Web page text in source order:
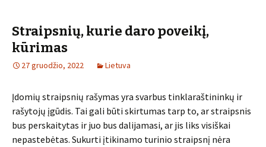
Straipsnių, kurie daro poveikį,
kūrimas
27 gruodžio, 2022 Lietuva
Įdomių straipsnių rašymas yra svarbus tinklaraštininkų ir
rašytojų įgūdis. Tai gali būti skirtumas tarp to, ar straipsnis
bus perskaitytas ir juo bus dalijamasi, ar jis liks visiškai
nepastebėtas. Sukurti įtikinamo turinio straipsnį nėra